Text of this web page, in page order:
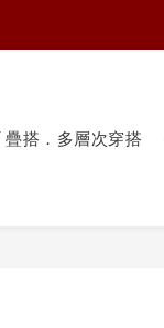
搭．多層次穿搭